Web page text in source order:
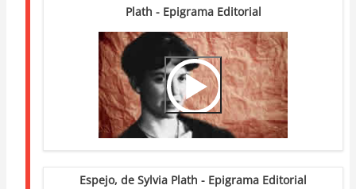
Plath - Epigrama Editorial
Video
Url
Espejo, de Sylvia Plath - Epigrama Editorial